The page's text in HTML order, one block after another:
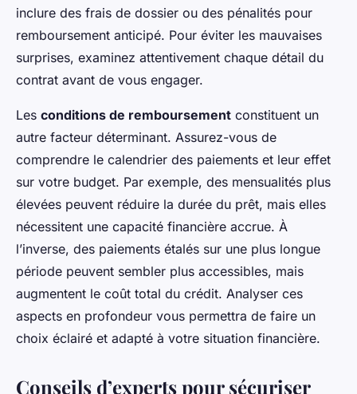
inclure des frais de dossier ou des pénalités pour
remboursement anticipé. Pour éviter les mauvaises
surprises, examinez attentivement chaque détail du
contrat avant de vous engager.
Les conditions de remboursement constituent un
autre facteur déterminant. Assurez-vous de
comprendre le calendrier des paiements et leur effet
sur votre budget. Par exemple, des mensualités plus
élevées peuvent réduire la durée du prêt, mais elles
nécessitent une capacité financière accrue. À
l’inverse, des paiements étalés sur une plus longue
période peuvent sembler plus accessibles, mais
augmentent le coût total du crédit. Analyser ces
aspects en profondeur vous permettra de faire un
choix éclairé et adapté à votre situation financière.
Conseils d’experts pour sécuriser